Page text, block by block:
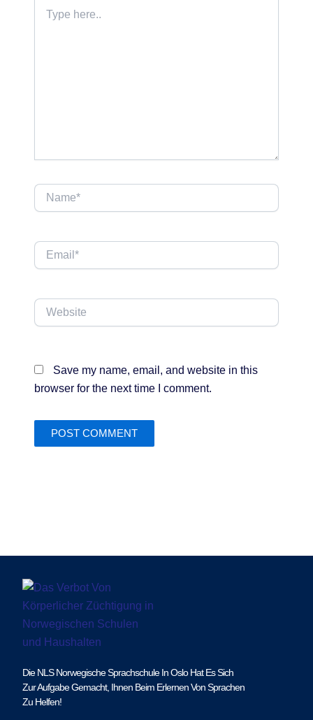
here..
Name*
Email*
Website
Save my name, email, and website in this
browser for the next time I comment.
Die NLS Norwegische Sprachschule In Oslo Hat Es Sich
Zur Aufgabe Gemacht, Ihnen Beim Erlernen Von Sprachen
Zu Helfen!